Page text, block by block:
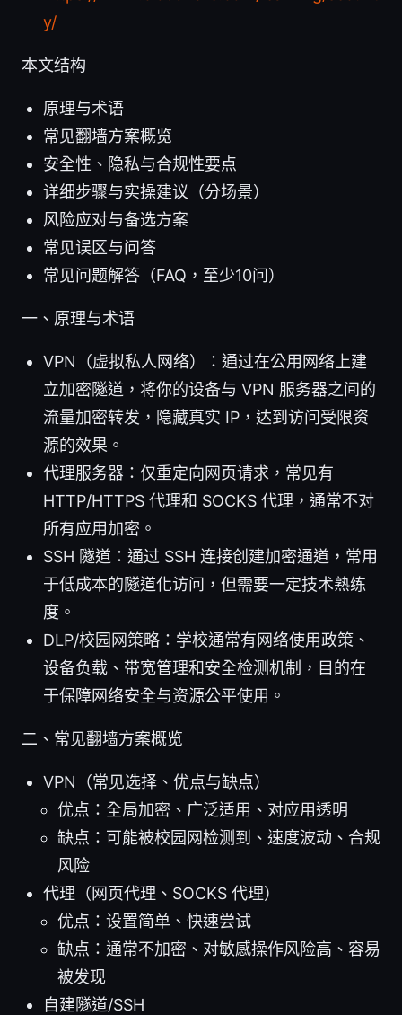
y/
本文结构
原理与术语
常见翻墙方案概览
安全性、隐私与合规性要点
详细步骤与实操建议（分场景）
风险应对与备选方案
常见误区与问答
常见问题解答（FAQ，至少10问）
一、原理与术语
VPN（虚拟私人网络）：通过在公用网络上建
立加密隧道，将你的设备与 VPN 服务器之间的
流量加密转发，隐藏真实 IP，达到访问受限资
源的效果。
代理服务器：仅重定向网页请求，常见有
HTTP/HTTPS 代理和 SOCKS 代理，通常不对
所有应用加密。
SSH 隧道：通过 SSH 连接创建加密通道，常用
于低成本的隧道化访问，但需要一定技术熟练
度。
DLP/校园网策略：学校通常有网络使用政策、
设备负载、带宽管理和安全检测机制，目的在
于保障网络安全与资源公平使用。
二、常见翻墙方案概览
VPN（常见选择、优点与缺点）
优点：全局加密、广泛适用、对应用透明
缺点：可能被校园网检测到、速度波动、合规
风险
代理（网页代理、SOCKS 代理）
优点：设置简单、快速尝试
缺点：通常不加密、对敏感操作风险高、容易
被发现
自建隧道/SSH